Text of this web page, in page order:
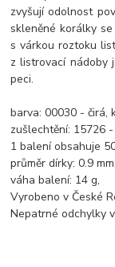
zvyšují odolnost
skleněné korálky
s várkou roztoku
z listrovací nádoby
peci.
barva: 00030 - čirá,
zušlechtění: 15726
1 balení obsahuje
průměr dírky: 0.9 mm,
váha balení: 14 g,
Vyrobeno v České
Nepatrné odchylky